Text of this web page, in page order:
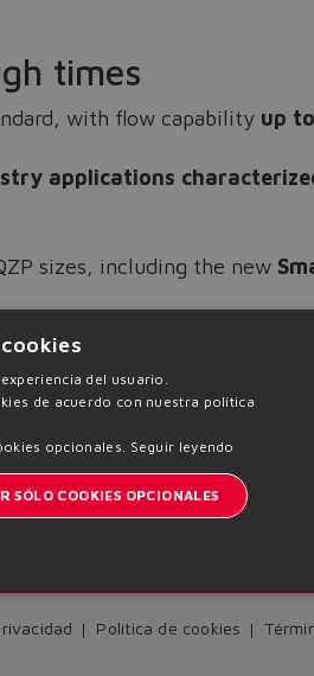
times
with flow capability up
applications
sizes, including the new
Atos
Política de cookies
del usuario.
de acuerdo con nuestra política
opcionales. Seguir leyendo
SÓLO COOKIES OPCIONALES